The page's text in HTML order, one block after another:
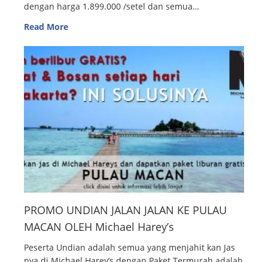
dengan harga 1.899.000 /setel dan semua…
Read More
PROMO UNDIAN JALAN JALAN KE PULAU
MACAN OLEH Michael Harey’s
Peserta Undian adalah semua yang menjahit kan Jas